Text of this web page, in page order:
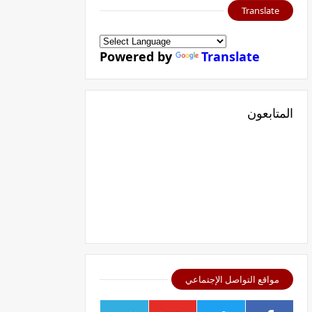
Translate
Powered by Translate
المتابعون
مواقع التواصل الإجتماعي